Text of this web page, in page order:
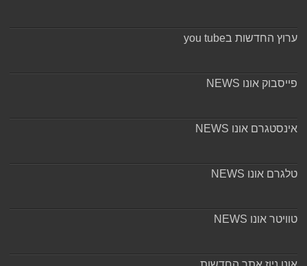
ערוץ החדשות בyou tube
פייסבוק אונו NEWS
אינסטגרם אונו NEWS
טלגרם אונו NEWS
טוויטר אונו NEWS